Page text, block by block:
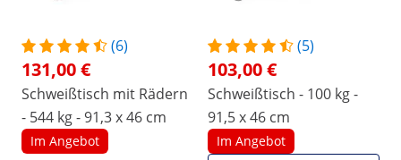
(6)
131,00 €
Schweißtisch mit Rädern
- 544 kg - 91,3 x 46 cm
Im Angebot
(5)
103,00 €
Schweißtisch - 100 kg -
91,5 x 46 cm
Im Angebot